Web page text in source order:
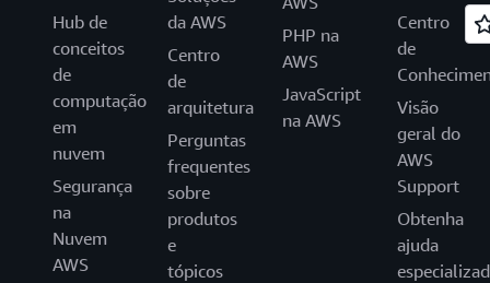
Hub de
conceitos
de
computação
em
nuvem
Segurança
na
Nuvem
AWS
da AWS
Centro
de
arquitetura
Perguntas
frequentes
sobre
produtos
e
tópicos
PHP na
AWS
JavaScript
na AWS
Centro
de
Visão
geral do
AWS
Support
Obtenha
ajuda